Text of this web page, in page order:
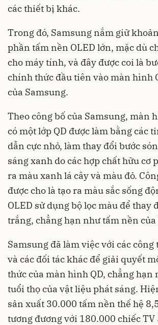
các thiết bị khác.
Trong đó, Samsung nắm giữ
phần tấm nền OLED lớn, mặc dù
cho máy tính, và đây được coi là
chính thức đầu tiên vào màn hình
của Samsung.
Theo công bố của Samsung, màn
có một lớp QD được làm bằng các
dẫn cực nhỏ, làm thay đổi bước
sáng xanh do các hợp chất hữu cơ
ra màu xanh lá cây và màu đỏ.
được cho là tạo ra màu sắc sống
OLED sử dụng bộ lọc màu để thay
trắng, chẳng hạn như tấm nền của
Samsung đã làm việc với các
và các đối tác khác để giải quyết
thức của màn hình QD, chẳng hạn
tuổi thọ của vật liệu phát sáng.
sản xuất 30.000 tấm nền thế hệ
tương đương với 180.000 chiếc TV